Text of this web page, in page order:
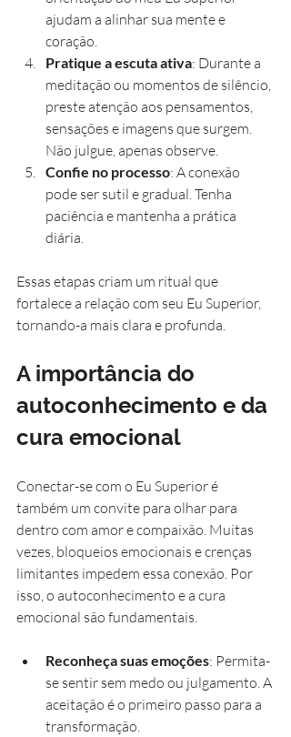
ajudam a alinhar sua mente e
coração.
Pratique a escuta ativa: Durante a
meditação ou momentos de silêncio,
preste atenção aos pensamentos,
sensações e imagens que surgem.
Não julgue, apenas observe.
Confie no processo: A conexão
pode ser sutil e gradual. Tenha
paciência e mantenha a prática
diária.
Essas etapas criam um ritual que
fortalece a relação com seu Eu Superior,
tornando-a mais clara e profunda.
A importância do
autoconhecimento e da
cura emocional
Conectar-se com o Eu Superior é
também um convite para olhar para
dentro com amor e compaixão. Muitas
vezes, bloqueios emocionais e crenças
limitantes impedem essa conexão. Por
isso, o autoconhecimento e a cura
emocional são fundamentais.
Reconheça suas emoções: Permita-
se sentir sem medo ou julgamento. A
aceitação é o primeiro passo para a
transformação.